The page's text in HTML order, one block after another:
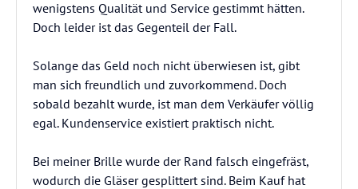
wenigstens Qualität und Service gestimmt hätten.
Doch leider ist das Gegenteil der Fall.
Solange das Geld noch nicht überwiesen ist, gibt
man sich freundlich und zuvorkommend. Doch
sobald bezahlt wurde, ist man dem Verkäufer völlig
egal. Kundenservice existiert praktisch nicht.
Bei meiner Brille wurde der Rand falsch eingefräst,
wodurch die Gläser gesplittert sind. Beim Kauf hat